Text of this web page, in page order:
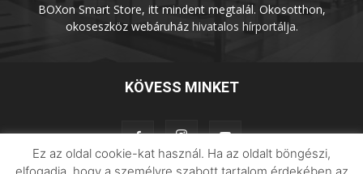
BOXon Smart Store, itt mindent megtalál. Okosotthon,
okoseszköz webáruházhivatalos hírportálja.
KÖVESS MINKET
Ez az oldal cookie-kat használ. Ha az oldalt böngészi,